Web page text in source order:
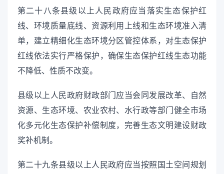
第二十八条县级以上人民政府应当落实生态保护红
线、环境质量底线、资源利用上线和生态环境准入清
单，建立精细化生态环境分区管控体系，对生态保护
红线依法实行严格保护，确保生态保护红线生态功能
不降低、性质不改变。
县级以上人民政府财政部门应当会同发展改革、自然
资源、生态环境、农业农村、水行政等部门健全市场
化多元化生态保护补偿制度，完善生态文明建设财政
奖补机制。
第二十九条县级以上人民政府应当按照国土空间规划